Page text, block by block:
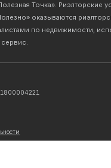
Точка». Риэлторские
оказываются
по недвижимости,